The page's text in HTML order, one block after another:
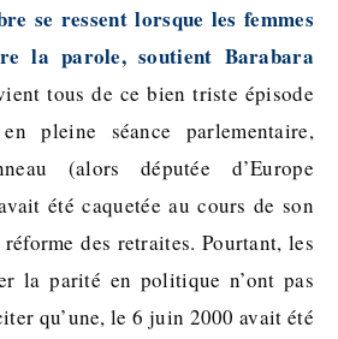
se ressent lorsque les femmes
la parole, soutient Barabara
tous de ce bien triste épisode
pleine séance parlementaire,
(alors députée d’Europe
été caquetée au cours de son
des retraites. Pourtant, les
la parité en politique n’ont pas
qu’une, le 6 juin 2000 avait été